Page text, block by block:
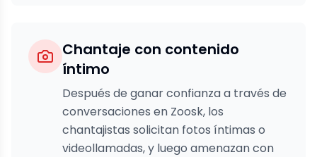
Chantaje con contenido
íntimo
Después de ganar confianza a través de
conversaciones en Zoosk, los
chantajistas solicitan fotos íntimas o
videollamadas, y luego amenazan con